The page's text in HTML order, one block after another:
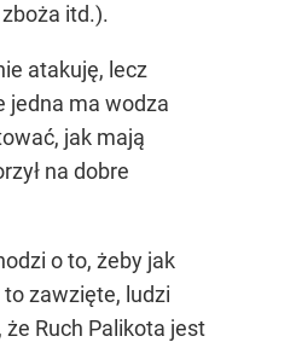
itd.).
atakuję, lecz
jedna ma wodza
jak mają
na dobre
o to, żeby jak
zawzięte, ludzi
Ruch Palikota jest